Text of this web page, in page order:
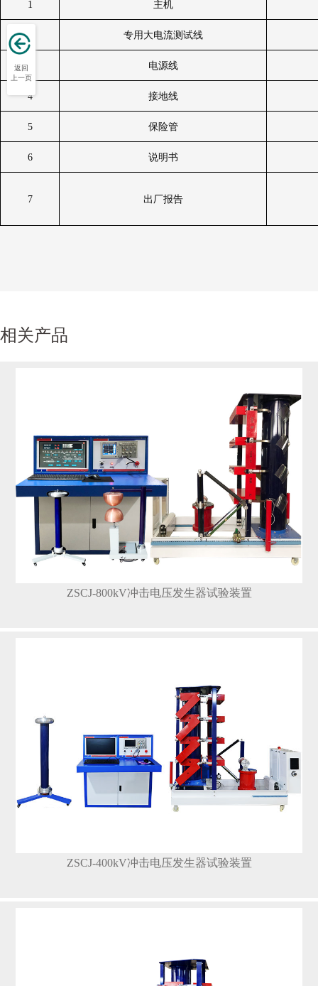
1 主机
2 专用大电流测试线
3 电源线
4 接地线
5 保险管
6 说明书
7 出厂报告
相关产品
ZSCJ-800kV冲击电压发生器试验装置
ZSCJ-400kV冲击电压发生器试验装置
返回
上一页